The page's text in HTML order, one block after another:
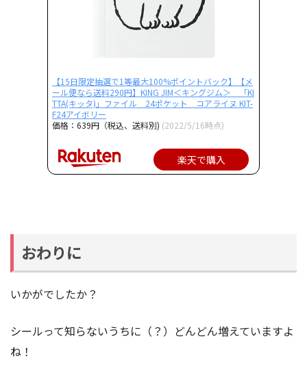
【15日限定抽選で1等最大100%ポイントバック】【メ
ール便なら送料290円】KING JIM＜キングジム＞ 「KI
TTA(キッタ)」ファイル 24ポケット コアライヌ KIT-
F24アイボリー
価格：639円（税込、送料別) (2022/5/16時点)
楽天で購入
おわりに
いかがでしたか？
シールって知らないうちに（？）どんどん増えていますよ
ね！